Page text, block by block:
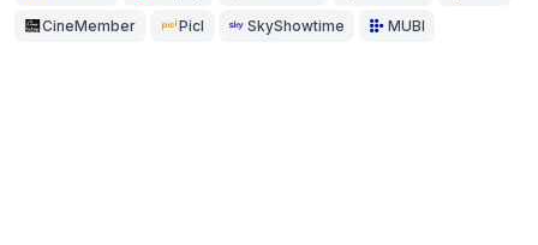
CineMember Picl SkyShowtime MUBI